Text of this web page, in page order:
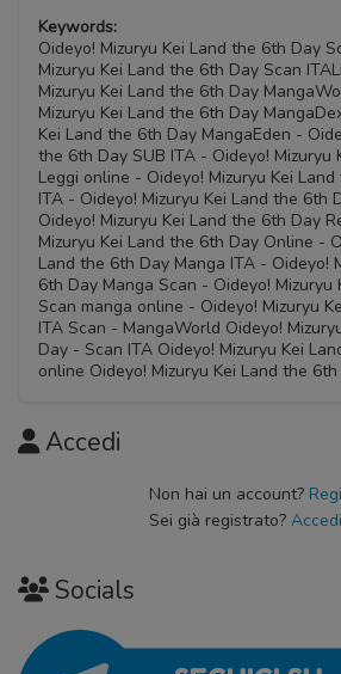
Keywords:
Oideyo! Mizuryu Kei Land the 6th Day
Mizuryu Kei Land the 6th Day Scan
Mizuryu Kei Land the 6th Day
Mizuryu Kei Land the 6th Day
Kei Land the 6th Day MangaEden -
the 6th Day SUB ITA - Oideyo! Mizuryu
Leggi online - Oideyo! Mizuryu Kei
ITA - Oideyo! Mizuryu Kei Land the 6th
Oideyo! Mizuryu Kei Land the 6th Day
Mizuryu Kei Land the 6th Day Online -
Land the 6th Day Manga ITA - Oideyo!
6th Day Manga Scan - Oideyo!
Scan manga online - Oideyo! Mizuryu
ITA Scan - MangaWorld Oideyo!
Day - Scan ITA Oideyo! Mizuryu Kei
online Oideyo! Mizuryu Kei Land the
Accedi
Non hai un account?
Sei già registrato?
Socials